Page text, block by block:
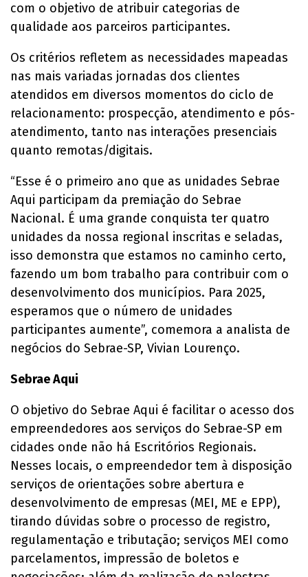
com o objetivo de atribuir categorias de
qualidade aos parceiros participantes.
Os critérios refletem as necessidades mapeadas
nas mais variadas jornadas dos clientes
atendidos em diversos momentos do ciclo de
relacionamento: prospecção, atendimento e pós-
atendimento, tanto nas interações presenciais
quanto remotas/digitais.
“Esse é o primeiro ano que as unidades Sebrae
Aqui participam da premiação do Sebrae
Nacional. É uma grande conquista ter quatro
unidades da nossa regional inscritas e seladas,
isso demonstra que estamos no caminho certo,
fazendo um bom trabalho para contribuir com o
desenvolvimento dos municípios. Para 2025,
esperamos que o número de unidades
participantes aumente”, comemora a analista de
negócios do Sebrae-SP, Vivian Lourenço.
Sebrae Aqui
O objetivo do Sebrae Aqui é facilitar o acesso dos
empreendedores aos serviços do Sebrae-SP em
cidades onde não há Escritórios Regionais.
Nesses locais, o empreendedor tem à disposição
serviços de orientações sobre abertura e
desenvolvimento de empresas (MEI, ME e EPP),
tirando dúvidas sobre o processo de registro,
regulamentação e tributação; serviços MEI como
parcelamentos, impressão de boletos e